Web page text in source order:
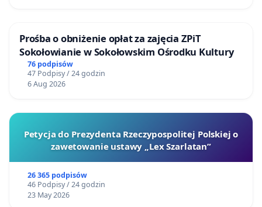
Prośba o obniżenie opłat za zajęcia ZPiT
Sokołowianie w Sokołowskim Ośrodku Kultury
76 podpisów
47 Podpisy / 24 godzin
6 Aug 2026
Petycja do Prezydenta Rzeczypospolitej Polskiej o
zawetowanie ustawy „Lex Szarlatan”
26 365 podpisów
46 Podpisy / 24 godzin
23 May 2026